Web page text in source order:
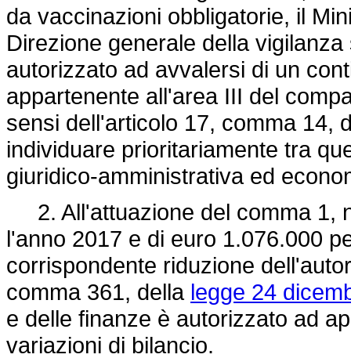
da vaccinazioni obbligatorie, il
Direzione generale della
autorizzato ad avvalersi di un
appartenente all'area III del
sensi dell'articolo 17, comma 14,
individuare prioritariamente tra
giuridico-amministrativa ed
2. All'attuazione del comma 1,
l'anno 2017 e di euro 1.076.000
corrispondente riduzione
comma 361, della legge 24
e delle finanze è autorizzato ad
variazioni di bilancio.